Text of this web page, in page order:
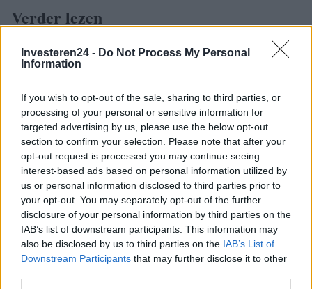
Investeren24 - Do Not Process My Personal
Information
If you wish to opt-out of the sale, sharing to third parties, or
processing of your personal or sensitive information for
targeted advertising by us, please use the below opt-out
section to confirm your selection. Please note that after your
opt-out request is processed you may continue seeing
interest-based ads based on personal information utilized by
us or personal information disclosed to third parties prior to
your opt-out. You may separately opt-out of the further
disclosure of your personal information by third parties on the
IAB’s list of downstream participants. This information may
also be disclosed by us to third parties on the IAB’s List of
Downstream Participants that may further disclose it to other
Verder lezen
NEWS
Brentolie daalt naar 88.9 dollar: een week van dalende
grondstoffenprijzen